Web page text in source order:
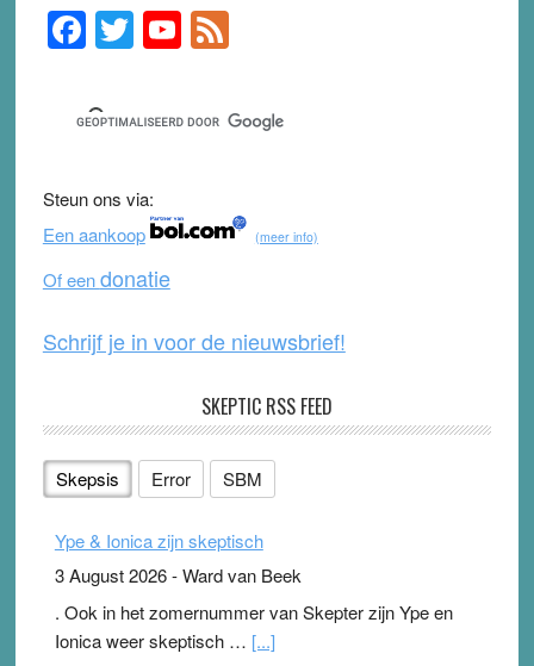
Primary
Sidebar
F
a
c
e
b
o
o
k
T
wi
tt
er
Y
o
u
T
b
e
F
e
d
Steun ons via:
Een aankoop
(meer info)
Of eendonatie
Schrijf je in voor de nieuwsbrief!
SKEPTIC RSS FEED
Skepsis Error SBM
Ype & Ionica zijn skeptisch
3 August 2026-Ward van Beek
. Ook in het zomernummer van Skepter zijn Ype en
Ionica weer skeptisch … [...]